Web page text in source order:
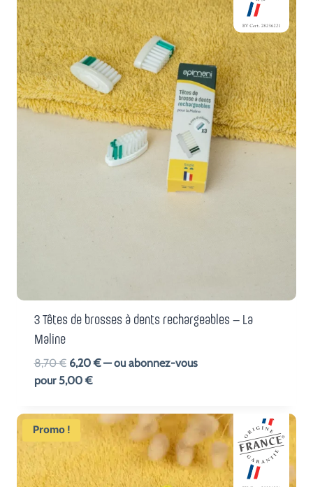
3 Têtes de brosses à dents rechargeables – La
Maline
8,70€ Le
prix
était :
8,70 €.
6,20€Le
est :
6,20 €.
—ou abonnez-vous
pour 5,00€
Promo !